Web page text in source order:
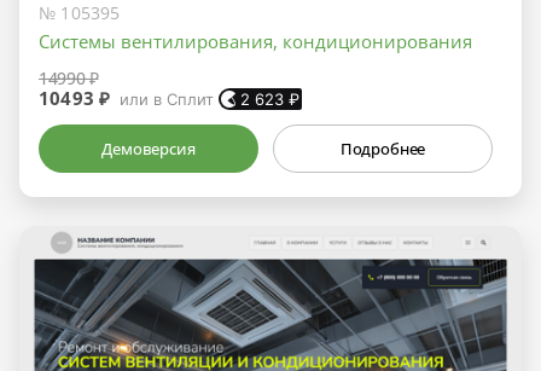
№ 105395
Системы вентилирования, кондиционирования
14990 ₽
10493 ₽ или в Сплит 2 623 ₽
Демоверсия Подробнее